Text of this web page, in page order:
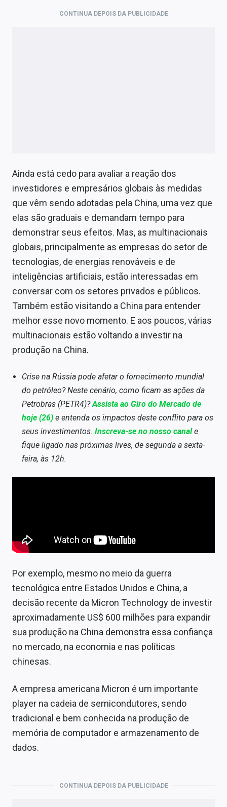
CONTINUA DEPOIS DA PUBLICIDADE
Ainda está cedo para avaliar a reação dos
investidores e empresários globais às medidas
que vêm sendo adotadas pela China, uma vez que
elas são graduais e demandam tempo para
demonstrar seus efeitos. Mas, as multinacionais
globais, principalmente as empresas do setor de
tecnologias, de energias renováveis e de
inteligências artificiais, estão interessadas em
conversar com os setores privados e públicos.
Também estão visitando a China para entender
melhor esse novo momento. E aos poucos, várias
multinacionais estão voltando a investir na
produção na China.
Crise na Rússia pode afetar o fornecimento mundial
do petróleo? Neste cenário, como ficam as ações da
Petrobras (PETR4)?Assista ao Giro do Mercado de
hoje (26) e entenda os impactos deste conflito para os
seus investimentos.Inscreva-se no nosso canale
fique ligado nas próximas lives, de segunda a sexta-
feira, às 12h.
Por exemplo, mesmo no meio da guerra
tecnológica entre Estados Unidos e China, a
decisão recente da Micron Technology de investir
aproximadamente US$ 600 milhões para expandir
sua produção na China demonstra essa confiança
no mercado, na economia e nas políticas
chinesas.
A empresa americana Micron é um importante
player na cadeia de semicondutores, sendo
tradicional e bem conhecida na produção de
memória de computador e armazenamento de
dados.
CONTINUA DEPOIS DA PUBLICIDADE